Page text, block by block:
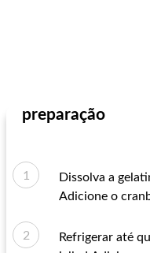
preparação
Dissolva a
Adicione o
Refrigerar até